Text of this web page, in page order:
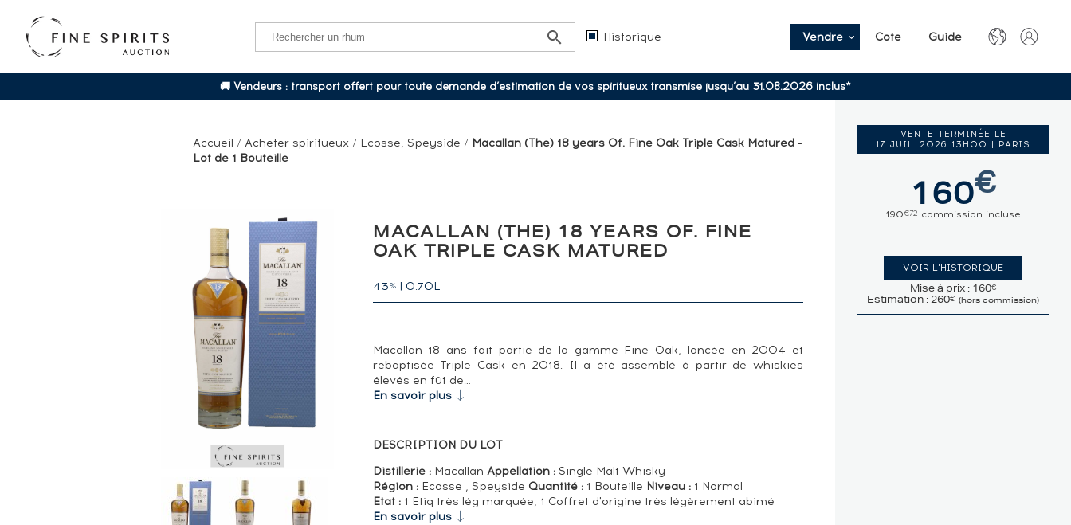
Historique Vendre Cote Guide
🚚 Vendeurs : transport offert pour toute demande d’estimation de vos spiritueux transmise jusqu’au 31.08.2026 inclus*
Accueil / Acheter spiritueux / Ecosse, Speyside / Macallan (The) 18 years Of. Fine Oak Triple Cask Matured -
Lot de 1 Bouteille
MACALLAN (THE) 18 YEARS OF. FINE
OAK TRIPLE CASK MATURED
43% | 0.70L
Macallan 18 ans fait partie de la gamme Fine Oak, lancée en 2004 et
rebaptisée Triple Cask en 2018. Il a été assemblé à partir de whiskies
élevés en fût de…
En savoir plus
DESCRIPTION DU LOT
Distillerie :Macallan Appellation :Single Malt Whisky
Région : Ecosse , Speyside Quantité :1 Bouteille Niveau :1 Normal
Etat :1 Etiq très lég marquée, 1 Coffret d'origine très légèrement abimé
En savoir plus
VENTE TERMINÉE LE
17 JUIL. 2026 13H00 | PARIS
160€
190€72 commission incluse
VOIR L'HISTORIQUE
Mise à prix : 160€
Estimation : 260€ (hors commission)